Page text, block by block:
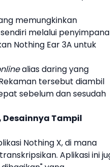
memungkinkan
melalui
Nothing Ear 3A untuk
alias daring yang
tersebut diambil
sebelum dan sesudah
Desainnya Tampil
Nothing X, di mana
Aplikasi ini